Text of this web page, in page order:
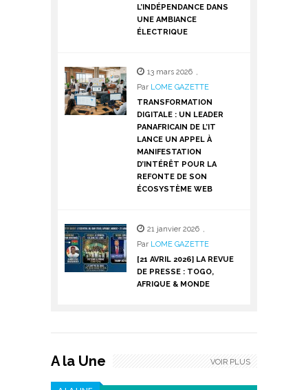
L’INDÉPENDANCE DANS
UNE AMBIANCE
ÉLECTRIQUE
13 mars 2026 ,
Par LOME GAZETTE
TRANSFORMATION
DIGITALE : UN LEADER
PANAFRICAIN DE L’IT
LANCE UN APPEL À
MANIFESTATION
D’INTÉRÊT POUR LA
REFONTE DE SON
ÉCOSYSTÈME WEB
21 janvier 2026 ,
Par LOME GAZETTE
[21 AVRIL 2026] LA REVUE
DE PRESSE : TOGO,
AFRIQUE & MONDE
A la Une VOIR PLUS